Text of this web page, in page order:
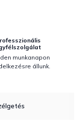
munkanapon
állunk.